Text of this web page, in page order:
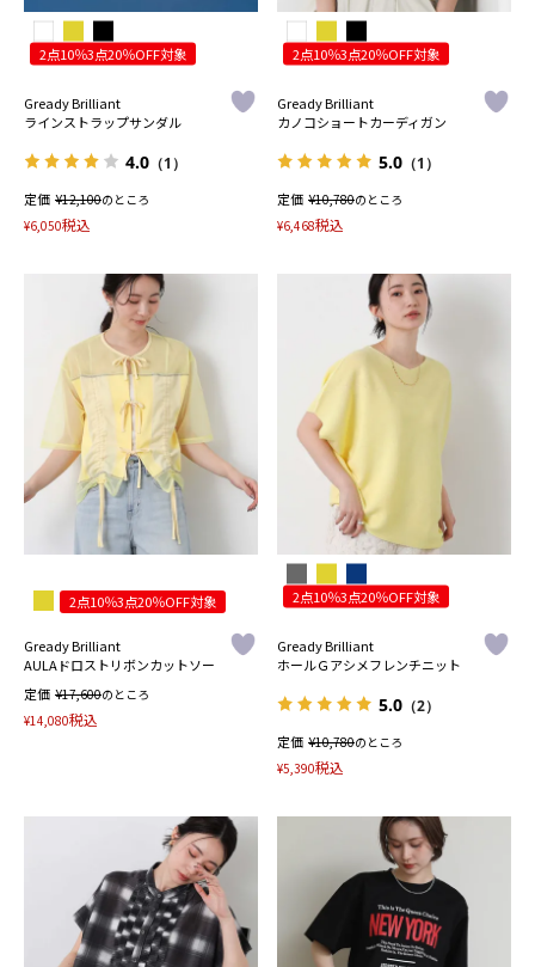
2点10％3点20％OFF対象
Gready Brilliant
ラインストラップサンダル
4.0 （1）
定価 ¥12,100のところ
¥6,050税込
2点10％3点20％OFF対象
Gready Brilliant
カノコショートカーディガン
5.0 （1）
定価 ¥10,780のところ
¥6,468税込
2点10％3点20％OFF対象
Gready Brilliant
AULAドロストリボンカットソー
定価 ¥17,600のところ
¥14,080税込
2点10％3点20％OFF対象
Gready Brilliant
ホールＧアシメフレンチニット
5.0 （2）
定価 ¥10,780のところ
¥5,390税込